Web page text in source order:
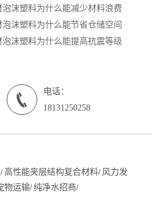
泡沫塑料为什么能减少材料浪费
泡沫塑料为什么能节省仓储空间
泡沫塑料为什么能提高抗震等级
电话：
18131250258
/ 高性能夹层结构复合材料/ 风力发
物运输/纯净水招商/